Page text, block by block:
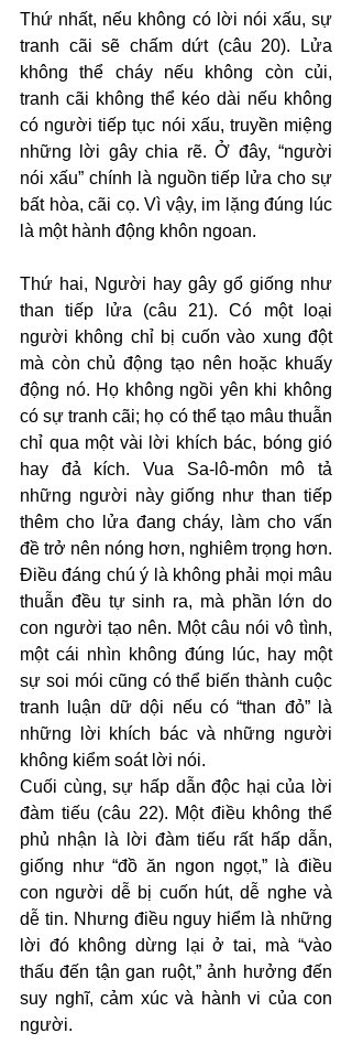
Thứ nhất, nếu không có lời nói xấu, sự
tranh cãi sẽ chấm dứt (câu 20). Lửa
không thể cháy nếu không còn củi,
tranh cãi không thể kéo dài nếu không
có người tiếp tục nói xấu, truyền miệng
những lời gây chia rẽ. Ở đây, “người
nói xấu” chính là nguồn tiếp lửa cho sự
bất hòa, cãi cọ. Vì vậy, im lặng đúng lúc
là một hành động khôn ngoan.
Thứ hai, Người hay gây gổ giống như
than tiếp lửa (câu 21). Có một loại
người không chỉ bị cuốn vào xung đột
mà còn chủ động tạo nên hoặc khuấy
động nó. Họ không ngồi yên khi không
có sự tranh cãi; họ có thể tạo mâu thuẫn
chỉ qua một vài lời khích bác, bóng gió
hay đả kích. Vua Sa-lô-môn mô tả
những người này giống như than tiếp
thêm cho lửa đang cháy, làm cho vấn
đề trở nên nóng hơn, nghiêm trọng hơn.
Điều đáng chú ý là không phải mọi mâu
thuẫn đều tự sinh ra, mà phần lớn do
con người tạo nên. Một câu nói vô tình,
một cái nhìn không đúng lúc, hay một
sự soi mói cũng có thể biến thành cuộc
tranh luận dữ dội nếu có “than đỏ” là
những lời khích bác và những người
không kiểm soát lời nói.
Cuối cùng, sự hấp dẫn độc hại của lời
đàm tiếu (câu 22). Một điều không thể
phủ nhận là lời đàm tiếu rất hấp dẫn,
giống như “đồ ăn ngon ngọt,” là điều
con người dễ bị cuốn hút, dễ nghe và
dễ tin. Nhưng điều nguy hiểm là những
lời đó không dừng lại ở tai, mà “vào
thấu đến tận gan ruột,” ảnh hưởng đến
suy nghĩ, cảm xúc và hành vi của con
người.